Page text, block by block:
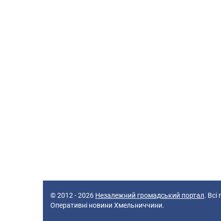
© 2012 - 2026 Незалежний громадський портал. Всі
Оперативні новини Хмельниччини.